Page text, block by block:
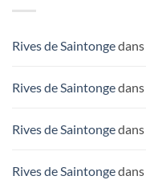
Rives de Saintongedans
Rives de Saintongedans
Rives de Saintongedans
Rives de Saintongedans